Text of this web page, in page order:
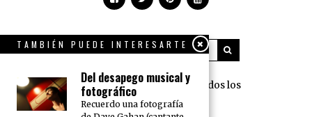
360 Grados Press © 2018 Todos los
derechos reservados.
TAMBIÉN PUEDE INTERESARTE
Del desapego musical y
fotográfico
Recuerdo una fotografía